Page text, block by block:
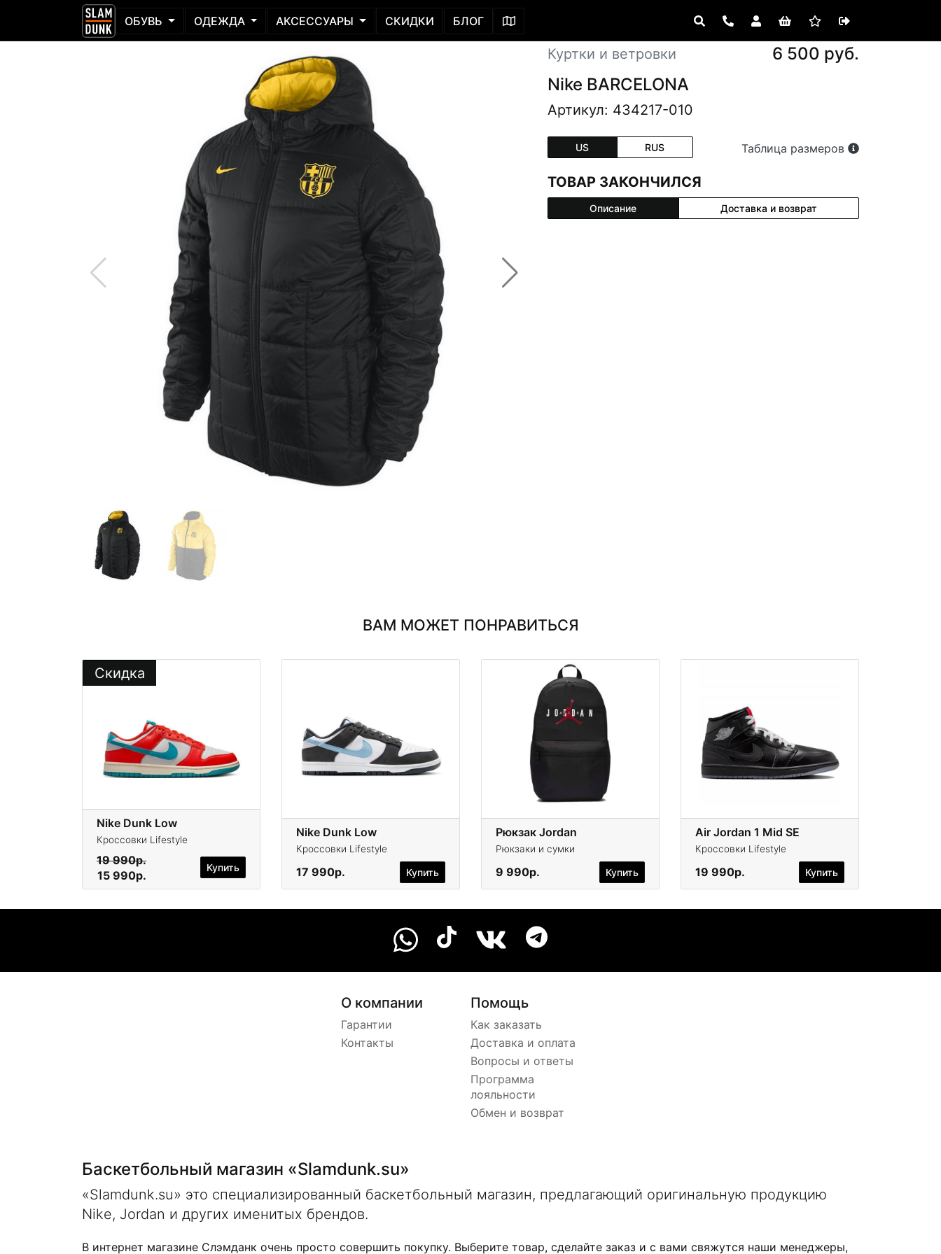
ОБУВЬ ОДЕЖДА АКСЕССУАРЫ СКИДКИ БЛОГ
Куртки и ветровки
6 500 руб.
Nike BARCELONA
Артикул: 434217-010
US RUS Таблица размеров
ТОВАР ЗАКОНЧИЛСЯ
Описание Доставка и возврат
ВАМ МОЖЕТ ПОНРАВИТЬСЯ
Скидка
Nike Dunk Low
Кроссовки Lifestyle
19 990р.
15 990р.
Купить
Nike Dunk Low
Кроссовки Lifestyle
17 990р. Купить
Рюкзак Jordan
Рюкзаки и сумки
9 990р. Купить
Air Jordan 1 Mid SE
Кроссовки Lifestyle
19 990р. Купить
О компании
Гарантии
Контакты
Помощь
Как заказать
Доставка и оплата
Вопросы и ответы
Программа
лояльности
Обмен и возврат
Баскетбольный магазин «Slamdunk.su»
«Slamdunk.su» это специализированный баскетбольный магазин, предлагающий оригинальную продукцию
Nike, Jordan и других именитых брендов.
В интернет магазине Слэмданк очень просто совершить покупку. Выберите товар, сделайте заказ и с вами свяжутся наши менеджеры,